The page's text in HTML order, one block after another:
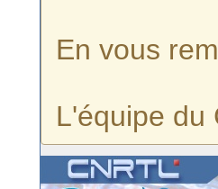
En vous
L'équipe du